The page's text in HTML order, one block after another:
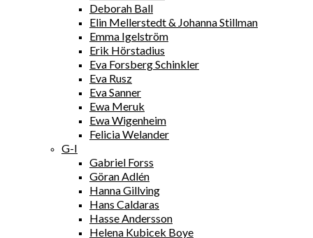
Deborah Ball
Elin Mellerstedt & Johanna Stillman
Emma Igelström
Erik Hörstadius
Eva Forsberg Schinkler
Eva Rusz
Eva Sanner
Ewa Meruk
Ewa Wigenheim
Felicia Welander
G-I
Gabriel Forss
Göran Adlén
Hanna Gillving
Hans Caldaras
Hasse Andersson
Helena Kubicek Boye